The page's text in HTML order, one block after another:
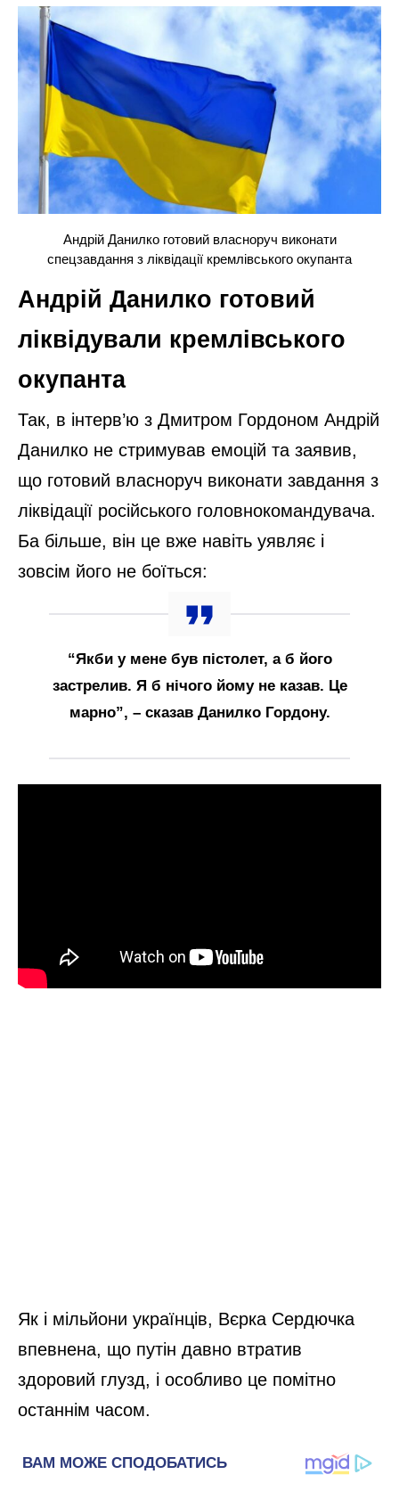
Андрій Данилко готовий власноруч виконати
спецзавдання з ліквідації кремлівського окупанта
Андрій Данилко готовий
ліквідували кремлівського
окупанта
Так, в інтерв’ю з Дмитром Гордоном Андрій
Данилко не стримував емоцій та заявив,
що готовий власноруч виконати завдання з
ліквідації російського головнокомандувача.
Ба більше, він це вже навіть уявляє і
зовсім його не боїться:
“Якби у мене був пістолет, а б його
застрелив. Я б нічого йому не казав. Це
марно”, – сказав Данилко Гордону.
Як і мільйони українців, Вєрка Сердючка
впевнена, що путін давно втратив
здоровий глузд, і особливо це помітно
останнім часом.